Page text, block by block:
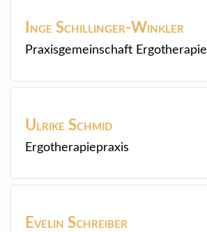
Inge Schillinger-Winkler
Praxisgemeinschaft Ergotherapie
Ulrike Schmid
Ergotherapiepraxis
Evelin Schreiber